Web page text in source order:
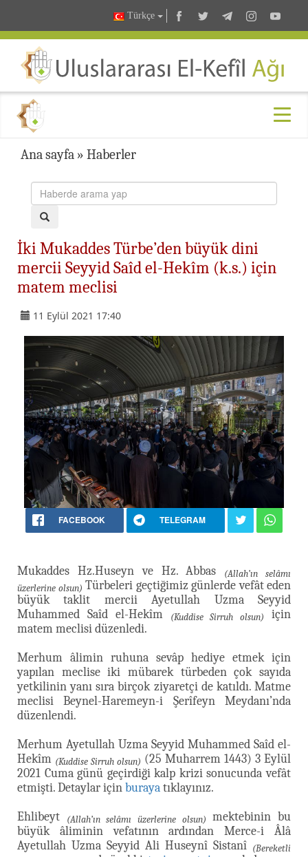
Türkçe
Ana sayfa » Haberler
İki Mukaddes Türbe’den büyük dini
mercii Seyyid Saîd el-Hekîm (k.s.) için
matem meclisi
11 Eylül 2021 17:40
FACEBOOK TELEGRAM
Mukaddes Hz.Huseyn ve Hz. Abbas
(Allah’ın selâmı
üzerlerine olsun) Türbeleri geçtiğimiz günlerde vefât eden
büyük taklit mercii Ayetullah Uzma Seyyid
Muhammed Saîd el-Hekîm
(Kuddise Sirruh olsun)
için
matem meclisi düzenledi.
Merhum âlimin ruhuna sevâp hediye etmek için
yapılan meclise iki mübarek türbeden çok sayıda
yetkilinin yanı sıra birçok ziyaretçi de katıldı. Matme
meclisi Beynel-Haremeyn-i Şerîfeyn Meydanı’nda
düzenlendi.
Merhum Ayetullah Uzma Seyyid Muhammed Saîd el-
Hekîm (Kuddise Sirruh olsun) (25 Muharrem 1443) 3 Eylül
2021 Cuma günü geçirdiği kalp krizi sonucunda vefât
etmişti. Detaylar içinburayatıklayınız.
Ehlibeyt
(Allah’ın selâmı üzerlerine olsun)
mektebinin bu
büyük âliminin vefatının ardından Merce-i Âlâ
Ayetullah Uzma Seyyid Ali Huseynî Sistanî (Bereketli